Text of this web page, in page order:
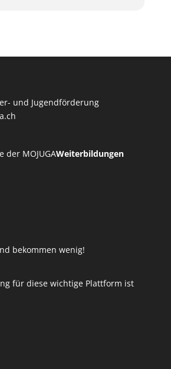
und Jugendförderung
der MOJUGAWeiterbildungen
bekommen wenig!
für diese wichtige Plattform ist